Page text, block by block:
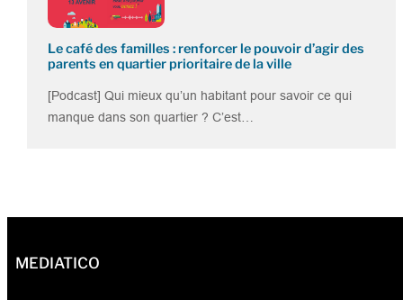
Le café des familles : renforcer le pouvoir d’agir des
parents en quartier prioritaire de la ville
[Podcast] Qui mieux qu’un habitant pour savoir ce qui
manque dans son quartier ? C’est…
MEDIATICO